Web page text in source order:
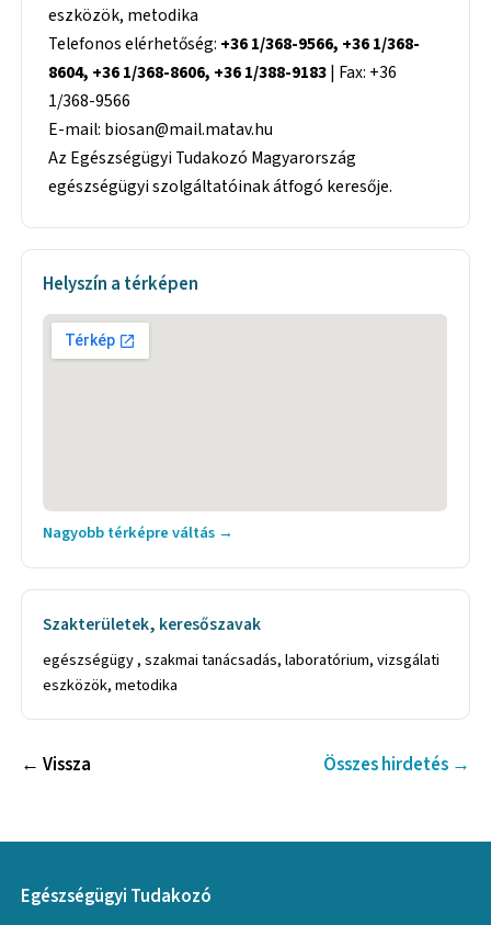
eszközök, metodika
Telefonos elérhetőség: +36 1/368-9566, +36 1/368-
8604, +36 1/368-8606, +36 1/388-9183| Fax: +36
1/368-9566
E-mail: biosan@mail.matav.hu
Az Egészségügyi Tudakozó Magyarország
egészségügyi szolgáltatóinak átfogó keresője.
Helyszín a térképen
Nagyobb térképre váltás →
Szakterületek, keresőszavak
egészségügy , szakmai tanácsadás, laboratórium, vizsgálati
eszközök, metodika
← Vissza Összes hirdetés →
Egészségügyi Tudakozó